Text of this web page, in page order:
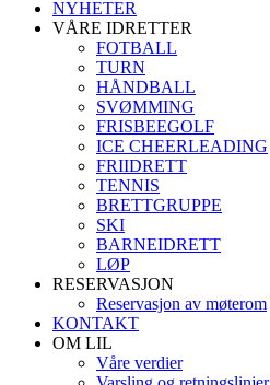
NYHETER
VÅRE IDRETTER
FOTBALL
TURN
HÅNDBALL
SVØMMING
FRISBEEGOLF
ICE CHEERLEADING
FRIIDRETT
TENNIS
BRETTGRUPPE
SKI
BARNEIDRETT
LØP
RESERVASJON
Reservasjon av møterom
KONTAKT
OM LIL
Våre verdier